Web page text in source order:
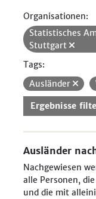
Organisationen:
Statistisches
Stuttgart
Tags:
Ausländer
Ergebnisse
Ausländer
Nachgewiesen
alle Personen,
und die mit